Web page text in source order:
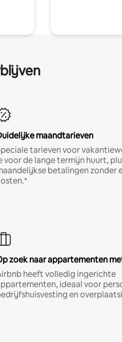
maandtarieven
tarieven voor
voor de lange termijn huurt,
betalingen zonder
zoek naar appartementen
heeft volledig ingerichte
ideaal voor
en